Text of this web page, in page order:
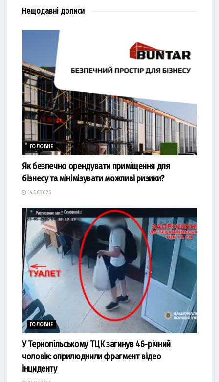
Нещодавні дописи
ГОЛОВНЕ
Як безпечно орендувати приміщення для
бізнесу та мінімізувати можливі ризики?
14.06.2026
ГОЛОВНЕ
У Тернопільському ТЦК загинув 46-річний
чоловік: оприлюднили фрагмент відео
інциденту